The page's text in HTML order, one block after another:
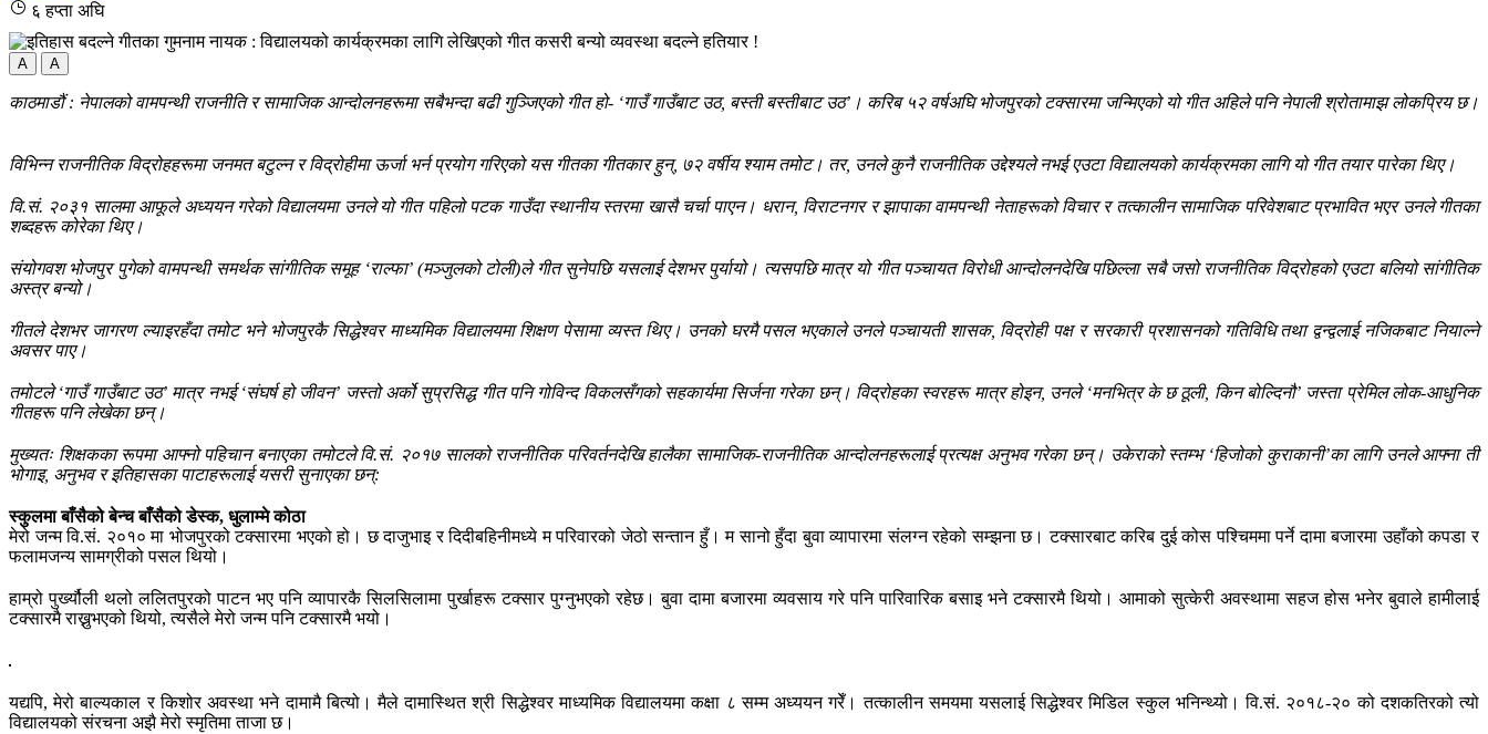
६ हप्ता अघि
A A
काठमाडौं : नेपालको वामपन्थी राजनीति र सामाजिक आन्दोलनहरूमा सबैभन्दा बढी गुञ्जिएको गीत हो- ‘गाउँ गाउँबाट उठ, बस्ती बस्तीबाट उठ’। करिब ५२ वर्षअघि भोजपुरको टक्सारमा जन्मिएको यो गीत अहिले पनि नेपाली श्रोतामाझ लोकप्रिय छ।
विभिन्न राजनीतिक विद्रोहहरूमा जनमत बटुल्न र विद्रोहीमा ऊर्जा भर्न प्रयोग गरिएको यस गीतका गीतकार हुन्, ७२ वर्षीय श्याम तमोट। तर, उनले कुनै राजनीतिक उद्देश्यले नभई एउटा विद्यालयको कार्यक्रमका लागि यो गीत तयार पारेका थिए।
वि.सं. २०३१ सालमा आफूले अध्ययन गरेको विद्यालयमा उनले यो गीत पहिलो पटक गाउँदा स्थानीय स्तरमा खासै चर्चा पाएन। धरान, विराटनगर र झापाका वामपन्थी नेताहरूको विचार र तत्कालीन सामाजिक परिवेशबाट प्रभावित भएर उनले गीतका
शब्दहरू कोरेका थिए।
संयोगवश भोजपुर पुगेको वामपन्थी समर्थक सांगीतिक समूह ‘राल्फा’ (मञ्जुलको टोली)ले गीत सुनेपछि यसलाई देशभर पुर्यायो। त्यसपछि मात्र यो गीत पञ्चायत विरोधी आन्दोलनदेखि पछिल्ला सबै जसो राजनीतिक विद्रोहको एउटा बलियो सांगीतिक
अस्त्र बन्यो।
गीतले देशभर जागरण ल्याइरहँदा तमोट भने भोजपुरकै सिद्धेश्वर माध्यमिक विद्यालयमा शिक्षण पेसामा व्यस्त थिए। उनको घरमै पसल भएकाले उनले पञ्चायती शासक, विद्रोही पक्ष र सरकारी प्रशासनको गतिविधि तथा द्वन्द्वलाई नजिकबाट नियाल्ने
अवसर पाए।
तमोटले ‘गाउँ गाउँबाट उठ’ मात्र नभई ‘संघर्ष हो जीवन’ जस्तो अर्को सुप्रसिद्ध गीत पनि गोविन्द विकलसँगको सहकार्यमा सिर्जना गरेका छन्। विद्रोहका स्वरहरू मात्र होइन, उनले ‘मनभित्र के छ ठूली, किन बोल्दिनौ’ जस्ता प्रेमिल लोक-आधुनिक
गीतहरू पनि लेखेका छन्।
मुख्यतः शिक्षकका रूपमा आफ्नो पहिचान बनाएका तमोटले वि.सं. २०१७ सालको राजनीतिक परिवर्तनदेखि हालैका सामाजिक-राजनीतिक आन्दोलनहरूलाई प्रत्यक्ष अनुभव गरेका छन्। उकेराको स्तम्भ ‘हिजोको कुराकानी’का लागि उनले आफ्ना ती
भोगाइ, अनुभव र इतिहासका पाटाहरूलाई यसरी सुनाएका छन्:
स्कुलमा बाँसैको बेन्च बाँसैको डेस्क, धुलाम्मे कोठा
मेरो जन्म वि.सं. २०१० मा भोजपुरको टक्सारमा भएको हो। छ दाजुभाइ र दिदीबहिनीमध्ये म परिवारको जेठो सन्तान हुँ। म सानो हुँदा बुवा व्यापारमा संलग्न रहेको सम्झना छ। टक्सारबाट करिब दुई कोस पश्चिममा पर्ने दामा बजारमा उहाँको कपडा र
फलामजन्य सामग्रीको पसल थियो।
हाम्रो पुर्ख्यौली थलो ललितपुरको पाटन भए पनि व्यापारकै सिलसिलामा पुर्खाहरू टक्सार पुग्नुभएको रहेछ। बुवा दामा बजारमा व्यवसाय गरे पनि पारिवारिक बसाइ भने टक्सारमै थियो। आमाको सुत्केरी अवस्थामा सहज होस भनेर बुवाले हामीलाई
टक्सारमै राख्नुभएको थियो, त्यसैले मेरो जन्म पनि टक्सारमै भयो।
यद्यपि, मेरो बाल्यकाल र किशोर अवस्था भने दामामै बित्यो। मैले दामास्थित श्री सिद्धेश्वर माध्यमिक विद्यालयमा कक्षा ८ सम्म अध्ययन गरेँ। तत्कालीन समयमा यसलाई सिद्धेश्वर मिडिल स्कुल भनिन्थ्यो। वि.सं. २०१८-२० को दशकतिरको त्यो
विद्यालयको संरचना अझै मेरो स्मृतिमा ताजा छ।